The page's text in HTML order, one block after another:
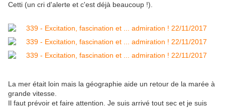
Cetti (un cri d'alerte et c'est déjà beaucoup !).
La mer était loin mais la géographie aide un retour de la marée à
grande vitesse.
Il faut prévoir et faire attention. Je suis arrivé tout sec et je suis